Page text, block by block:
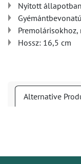
Nyitott
Hossz: 16,5 cm
Alternative